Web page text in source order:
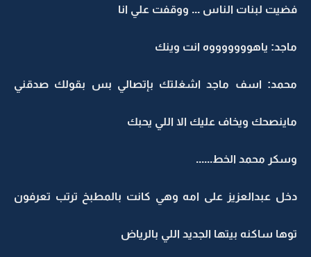
فضيت لبنات الناس ... ووقفت علي انا
ماجد: ياهوووووووه انت وينك
محمد: اسف ماجد اشغلتك بإتصالي بس بقولك صدقني
ماينصحك ويخاف عليك الا اللي يحبك
وسكر محمد الخط......
دخل عبدالعزيز على امه وهي كانت بالمطبخ ترتب تعرفون
توها ساكنه بيتها الجديد اللي بالرياض